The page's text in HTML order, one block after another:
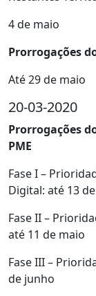
4 de maio
Prorrogações
Até 29 de maio
20-03-2020
Prorrogações
PME
Fase I –
Digital: até 13
Fase II –
até 11 de maio
Fase III –
de junho